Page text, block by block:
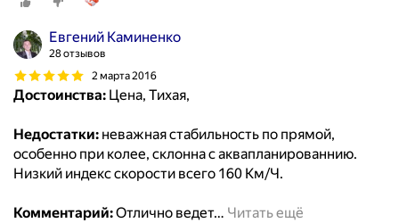
Евгений Каминенко
28 отзывов
2 марта 2016
Достоинства: Цена, Тихая,
Недостатки: неважная стабильность по прямой,
особенно при колее, склонна с аквапланированнию.
Низкий индекс скорости всего 160 Км/Ч.
Комментарий:Отлично ведет… Читать ещё